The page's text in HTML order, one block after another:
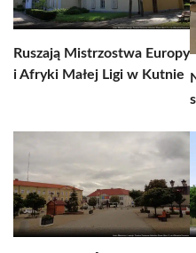
Ruszają Mistrzostwa Europy
i Afryki Małej Ligi w Kutnie